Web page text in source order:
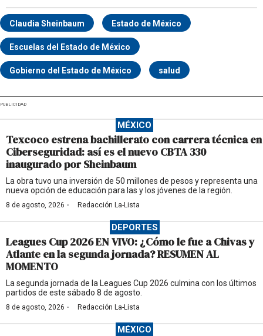
Claudia Sheinbaum Estado de México
Escuelas del Estado de México
Gobierno del Estado de México salud
PUBLICIDAD
MÉXICO
Texcoco estrena bachillerato con carrera técnica en
Ciberseguridad: así es el nuevo CBTA 330
inaugurado por Sheinbaum
La obra tuvo una inversión de 50 millones de pesos y representa una
nueva opción de educación para las y los jóvenes de la región.
8 de agosto, 2026 · Redacción La-Lista
DEPORTES
Leagues Cup 2026 EN VIVO: ¿Cómo le fue a Chivas y
Atlante en la segunda jornada? RESUMEN AL
MOMENTO
La segunda jornada de la Leagues Cup 2026 culmina con los últimos
partidos de este sábado 8 de agosto.
8 de agosto, 2026 · Redacción La-Lista
MÉXICO